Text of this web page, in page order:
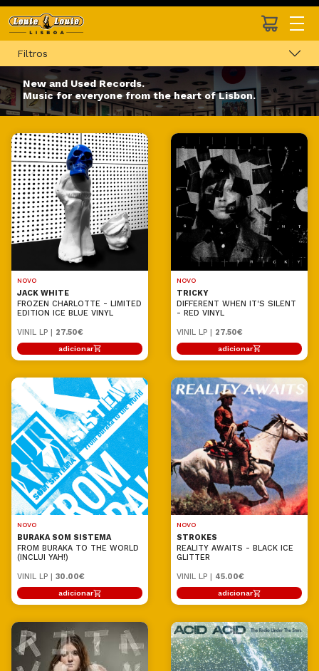
Filtros
New and Used Records.
Music for everyone from the heart of Lisbon.
NOVO
JACK WHITE
FROZEN CHARLOTTE - LIMITED
EDITION ICE BLUE VINYL
VINIL LP | 27.50€
adicionar
NOVO
TRICKY
DIFFERENT WHEN IT'S SILENT
- RED VINYL
VINIL LP | 27.50€
adicionar
NOVO
BURAKA SOM SISTEMA
FROM BURAKA TO THE WORLD
(INCLUI YAH!)
VINIL LP | 30.00€
adicionar
NOVO
STROKES
REALITY AWAITS - BLACK ICE
GLITTER
VINIL LP | 45.00€
adicionar